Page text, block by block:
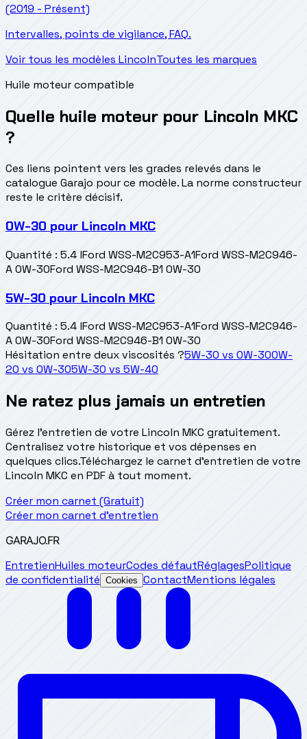
(2019 - Présent)
Intervalles, points de vigilance, FAQ.
Voir tous les modèles LincolnToutes les marques
Huile moteur compatible
Quelle huile moteur pour Lincoln MKC
?
Ces liens pointent vers les grades relevés dans le
catalogue Garajo pour ce modèle. La norme constructeur
reste le critère décisif.
0W-30 pour Lincoln MKC
Quantité : 5.4 lFord WSS-M2C953-A1Ford WSS-M2C946-
A 0W-30Ford WSS-M2C946-B1 0W-30
5W-30 pour Lincoln MKC
Quantité : 5.4 lFord WSS-M2C953-A1Ford WSS-M2C946-
A 0W-30Ford WSS-M2C946-B1 0W-30
Hésitation entre deux viscosités ?5W-30 vs 0W-300W-
20 vs 0W-305W-30 vs 5W-40
Ne ratez plus jamais un entretien
Gérez l'entretien de votre Lincoln MKC gratuitement.
Centralisez votre historique et vos dépenses en
quelques clics.Téléchargez le carnet d'entretien de votre
Lincoln MKC en PDF à tout moment.
Créer mon carnet (Gratuit)
Créer mon carnet d'entretien
GARAJO.FR
EntretienHuiles moteurCodes défautRéglagesPolitique
de confidentialité Cookies ContactMentions légales